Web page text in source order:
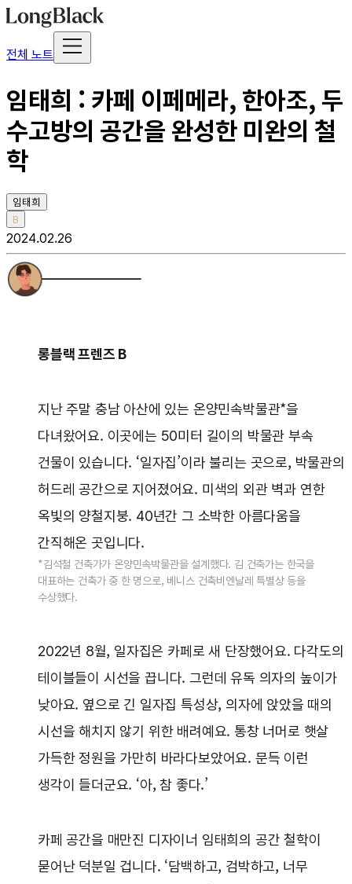
전체 노트
임태희 : 카페 이페메라, 한아조, 두
수고방의 공간을 완성한 미완의 철
학
임태희
B
2024.02.26
롱블랙 프렌즈 B
지난 주말 충남 아산에 있는 온양민속박물관*을
다녀왔어요. 이곳에는 50미터 길이의 박물관 부속
건물이 있습니다. ‘일자집’이라 불리는 곳으로, 박물관의
허드레 공간으로 지어졌어요. 미색의 외관 벽과 연한
옥빛의 양철지붕. 40년간 그 소박한 아름다움을
간직해온 곳입니다.
*김석철 건축가가 온양민속박물관을 설계했다. 김 건축가는 한국을
대표하는 건축가 중 한 명으로, 베니스 건축비엔날레 특별상 등을
수상했다.
2022년 8월, 일자집은 카페로 새 단장했어요. 다각도의
테이블들이 시선을 끕니다. 그런데 유독 의자의 높이가
낮아요. 옆으로 긴 일자집 특성상, 의자에 앉았을 때의
시선을 해치지 않기 위한 배려예요. 통창 너머로 햇살
가득한 정원을 가만히 바라다보았어요. 문득 이런
생각이 들더군요. ‘아, 참 좋다.’
카페 공간을 매만진 디자이너 임태희의 공간 철학이
묻어난 덕분일 겁니다. ‘담백하고, 검박하고, 너무